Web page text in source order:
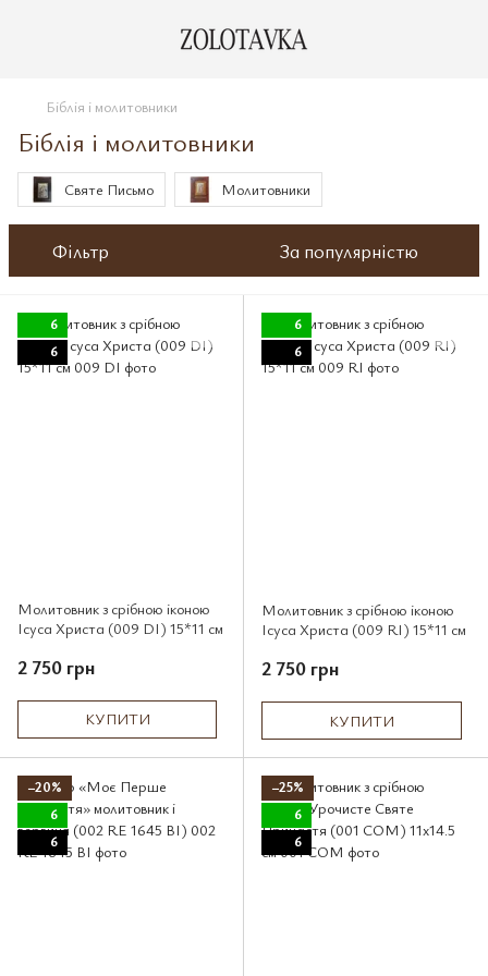
Біблія і молитовники
Біблія і молитовники
Святе Письмо Молитовники
Фільтр За популярністю
6
6
Молитовник з срібною іконою
Ісуса Христа (009 DI) 15*11 см
2 750 грн
КУПИТИ
6
6
Молитовник з срібною іконою
Ісуса Христа (009 RI) 15*11 см
2 750 грн
КУПИТИ
−20%
6
6
−25%
6
6